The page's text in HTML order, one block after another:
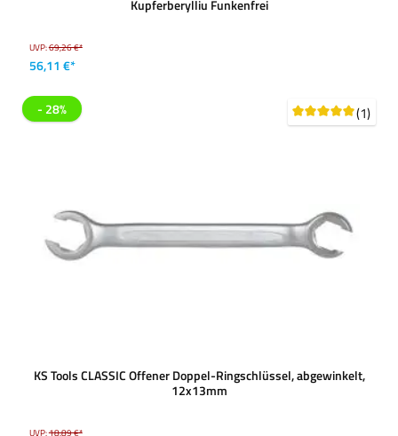
Kupferberylliu Funkenfrei
UVP:69,26 €*
56,11 €*
- 28% (1)
KS Tools CLASSIC Offener Doppel-Ringschlüssel, abgewinkelt,
12x13mm
UVP:18,89 €*